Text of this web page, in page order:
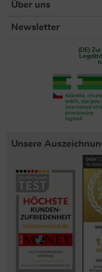
Über uns
Newsletter
(DE)
Unsere